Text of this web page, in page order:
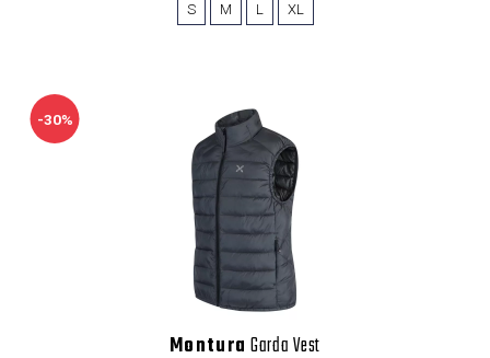
S M L XL
-30%
Montura Garda Vest